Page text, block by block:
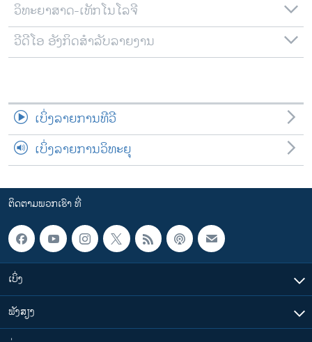
ວິທະຍາສາດ-ເທັກໂນໂລຈີ
ວີດີໂອ ອັງກິດສຳລັບລາຍງານ
ເບິ່ງລາຍການທີວີ
ເບິ່ງລາຍການວິທະຍຸ
ຕິດຕາມພວກເຮົາ ທີ່
ເບິ່ງ
ຟັງສຽງ